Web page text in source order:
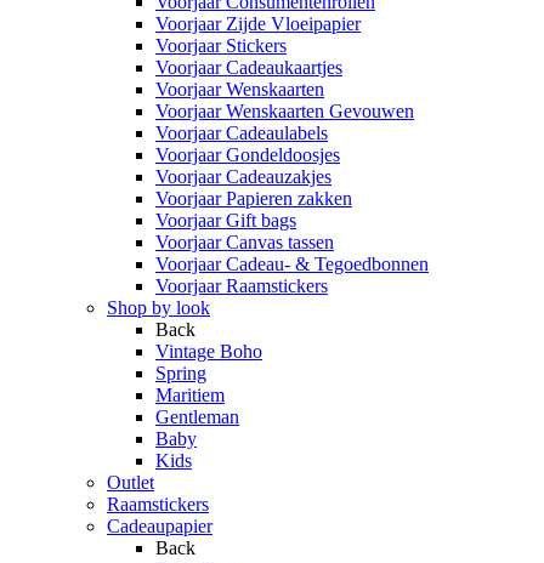
Voorjaar Zijde Vloeipapier
Voorjaar Stickers
Voorjaar Cadeaukaartjes
Voorjaar Wenskaarten
Voorjaar Wenskaarten Gevouwen
Voorjaar Cadeaulabels
Voorjaar Gondeldoosjes
Voorjaar Cadeauzakjes
Voorjaar Papieren zakken
Voorjaar Gift bags
Voorjaar Canvas tassen
Voorjaar Cadeau- & Tegoedbonnen
Voorjaar Raamstickers
Shop by look
Back
Vintage Boho
Spring
Maritiem
Gentleman
Baby
Kids
Outlet
Raamstickers
Cadeaupapier
Back